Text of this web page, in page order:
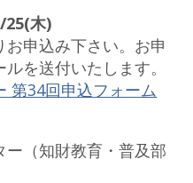
25(木)
申込み下さい。お申
を送付いたします。
第34回申込フォーム
（知財教育・普及部